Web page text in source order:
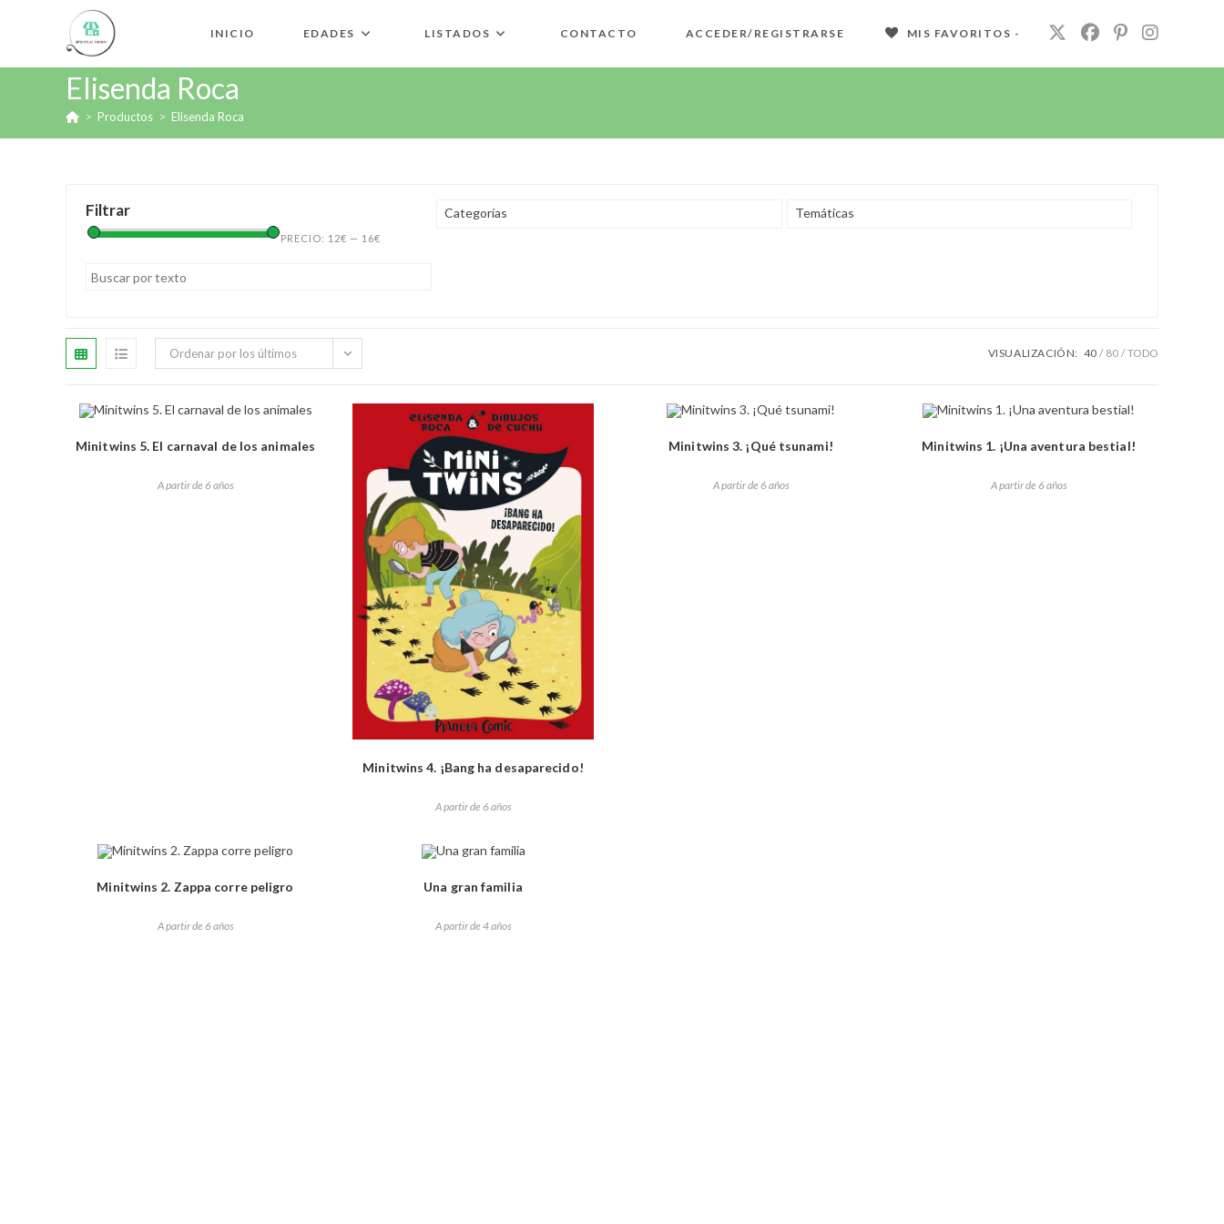
INICIO EDADES LISTADOS CONTACTO ACCEDER/REGISTRARSE MIS FAVORITOS -
Elisenda Roca
> Productos > Elisenda Roca
Filtrar
PRECIO: 12€ — 16€
Categorías Temáticas
Ordenar por los últimos VISUALIZACIÓN: 40 80 TODO
Minitwins 5. El carnaval de los animales
A partir de 6 años
Minitwins 4. ¡Bang ha desaparecido!
A partir de 6 años
Minitwins 3. ¡Qué tsunami!
A partir de 6 años
Minitwins 1. ¡Una aventura bestial!
A partir de 6 años
Minitwins 2. Zappa corre peligro
A partir de 6 años
Una gran familia
A partir de 4 años